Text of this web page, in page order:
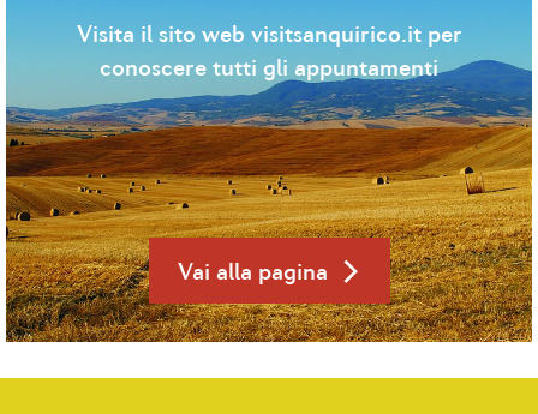
Visita il sito web visitsanquirico.it per
conoscere tutti gli appuntamenti
Vai alla pagina